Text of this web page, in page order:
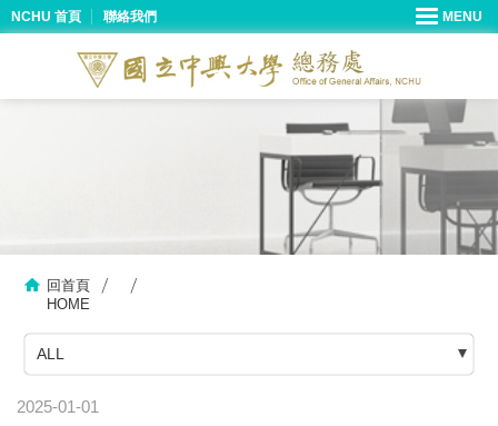
NCHU 首頁 聯絡我們
回首頁
HOME
ALL
2025-01-01